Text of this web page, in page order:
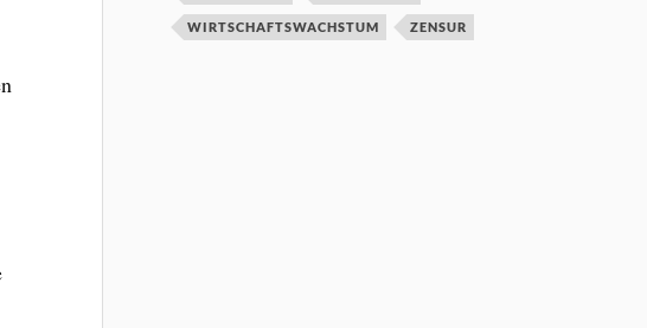
WIRTSCHAFTSWACHSTUM ZENSUR